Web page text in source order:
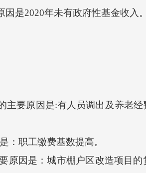
是2020年未有政府性基金收入
要原因是:有人员调出及养老经
职工缴费基数提高。
因是：城市棚户区改造项目的